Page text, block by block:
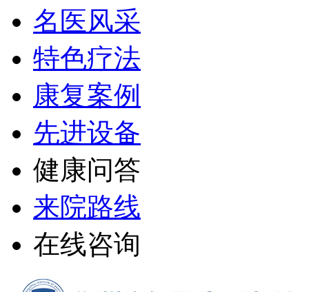
名医风采
特色疗法
康复案例
先进设备
健康问答
来院路线
在线咨询